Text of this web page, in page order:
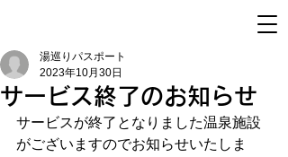
サービス終了のお知らせ
湯巡りパスポート
2023年10月30日
サービスが終了となりました温泉施設
がございますのでお知らせいたしま